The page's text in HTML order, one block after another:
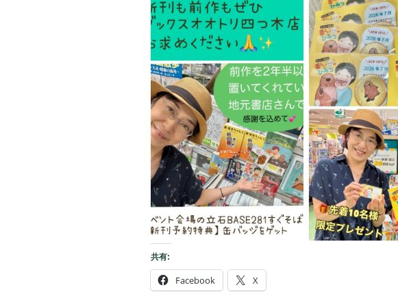
共有:
Facebook X